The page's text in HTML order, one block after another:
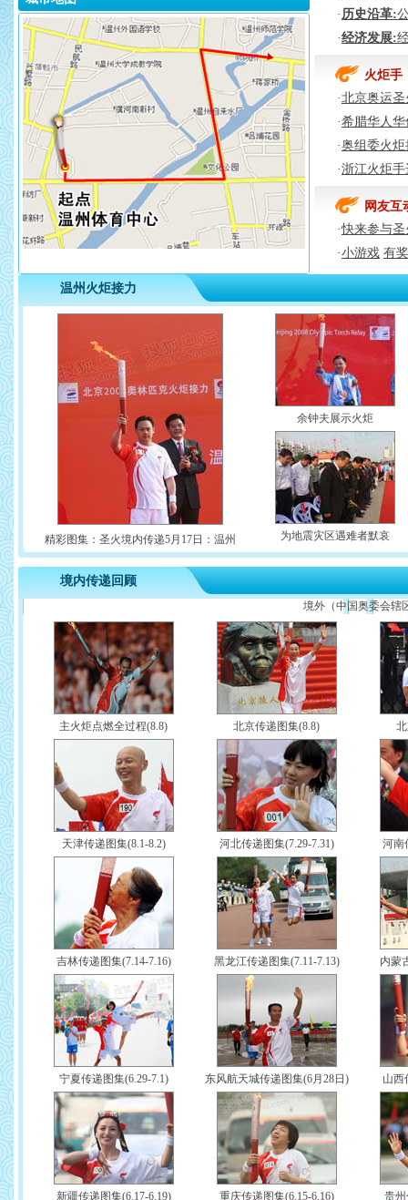
· 历史沿革:
·经济发展:
火炬手
·北京奥运
·希腊华人
·奥组委火
·浙江火炬
网友互
·快来参与
·小游戏 有
温州火炬接力
精彩图集：圣火境内传递5月17日：温州
余钟夫展示火炬
为地震灾区遇难者默哀
境内传递回顾
境外（中国奥委会辖
主火炬点燃全过程(8.8) 北京传递图集(8.8)
天津传递图集(8.1-8.2) 河北传递图集(7.29-7.31) 河南
吉林传递图集(7.14-7.16) 黑龙江传递图集(7.11-7.13) 内蒙
宁夏传递图集(6.29-7.1) 东风航天城传递图集(6月28日) 山西
新疆传递图集(6.17-6.19) 重庆传递图集(6.15-6.16) 贵州